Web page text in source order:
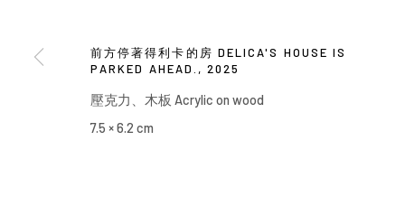
COPYRIGHT © 2026 YIRI ARTS, BACK_Y & YIRI JAKARTA. ALL
前方停著得利卡的房 DELICA'S HOUSE IS
PARKED AHEAD. ,2025
壓克力、木板 Acrylic on wood
7.5 × 6.2 cm